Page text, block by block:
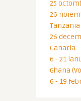
25
26
26
Canaria
6 - 21
Ghana
6 - 19